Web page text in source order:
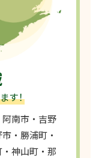
す！
南市・吉野
・勝浦町・
神山町・那